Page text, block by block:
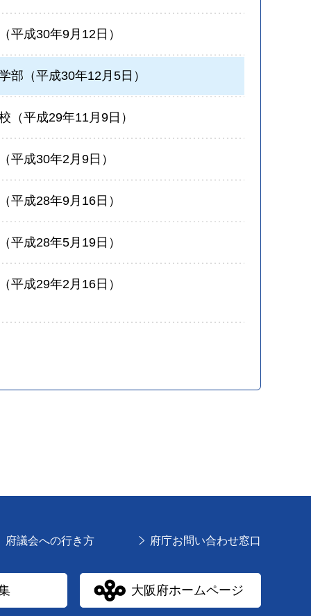
平成30年9月12日）
部（平成30年12月5日）
（平成29年11月9日）
平成30年2月9日）
平成28年9月16日）
平成28年5月19日）
平成29年2月16日）
府議会への行き方 府庁お問い合わせ窓口
大阪府ホームページ